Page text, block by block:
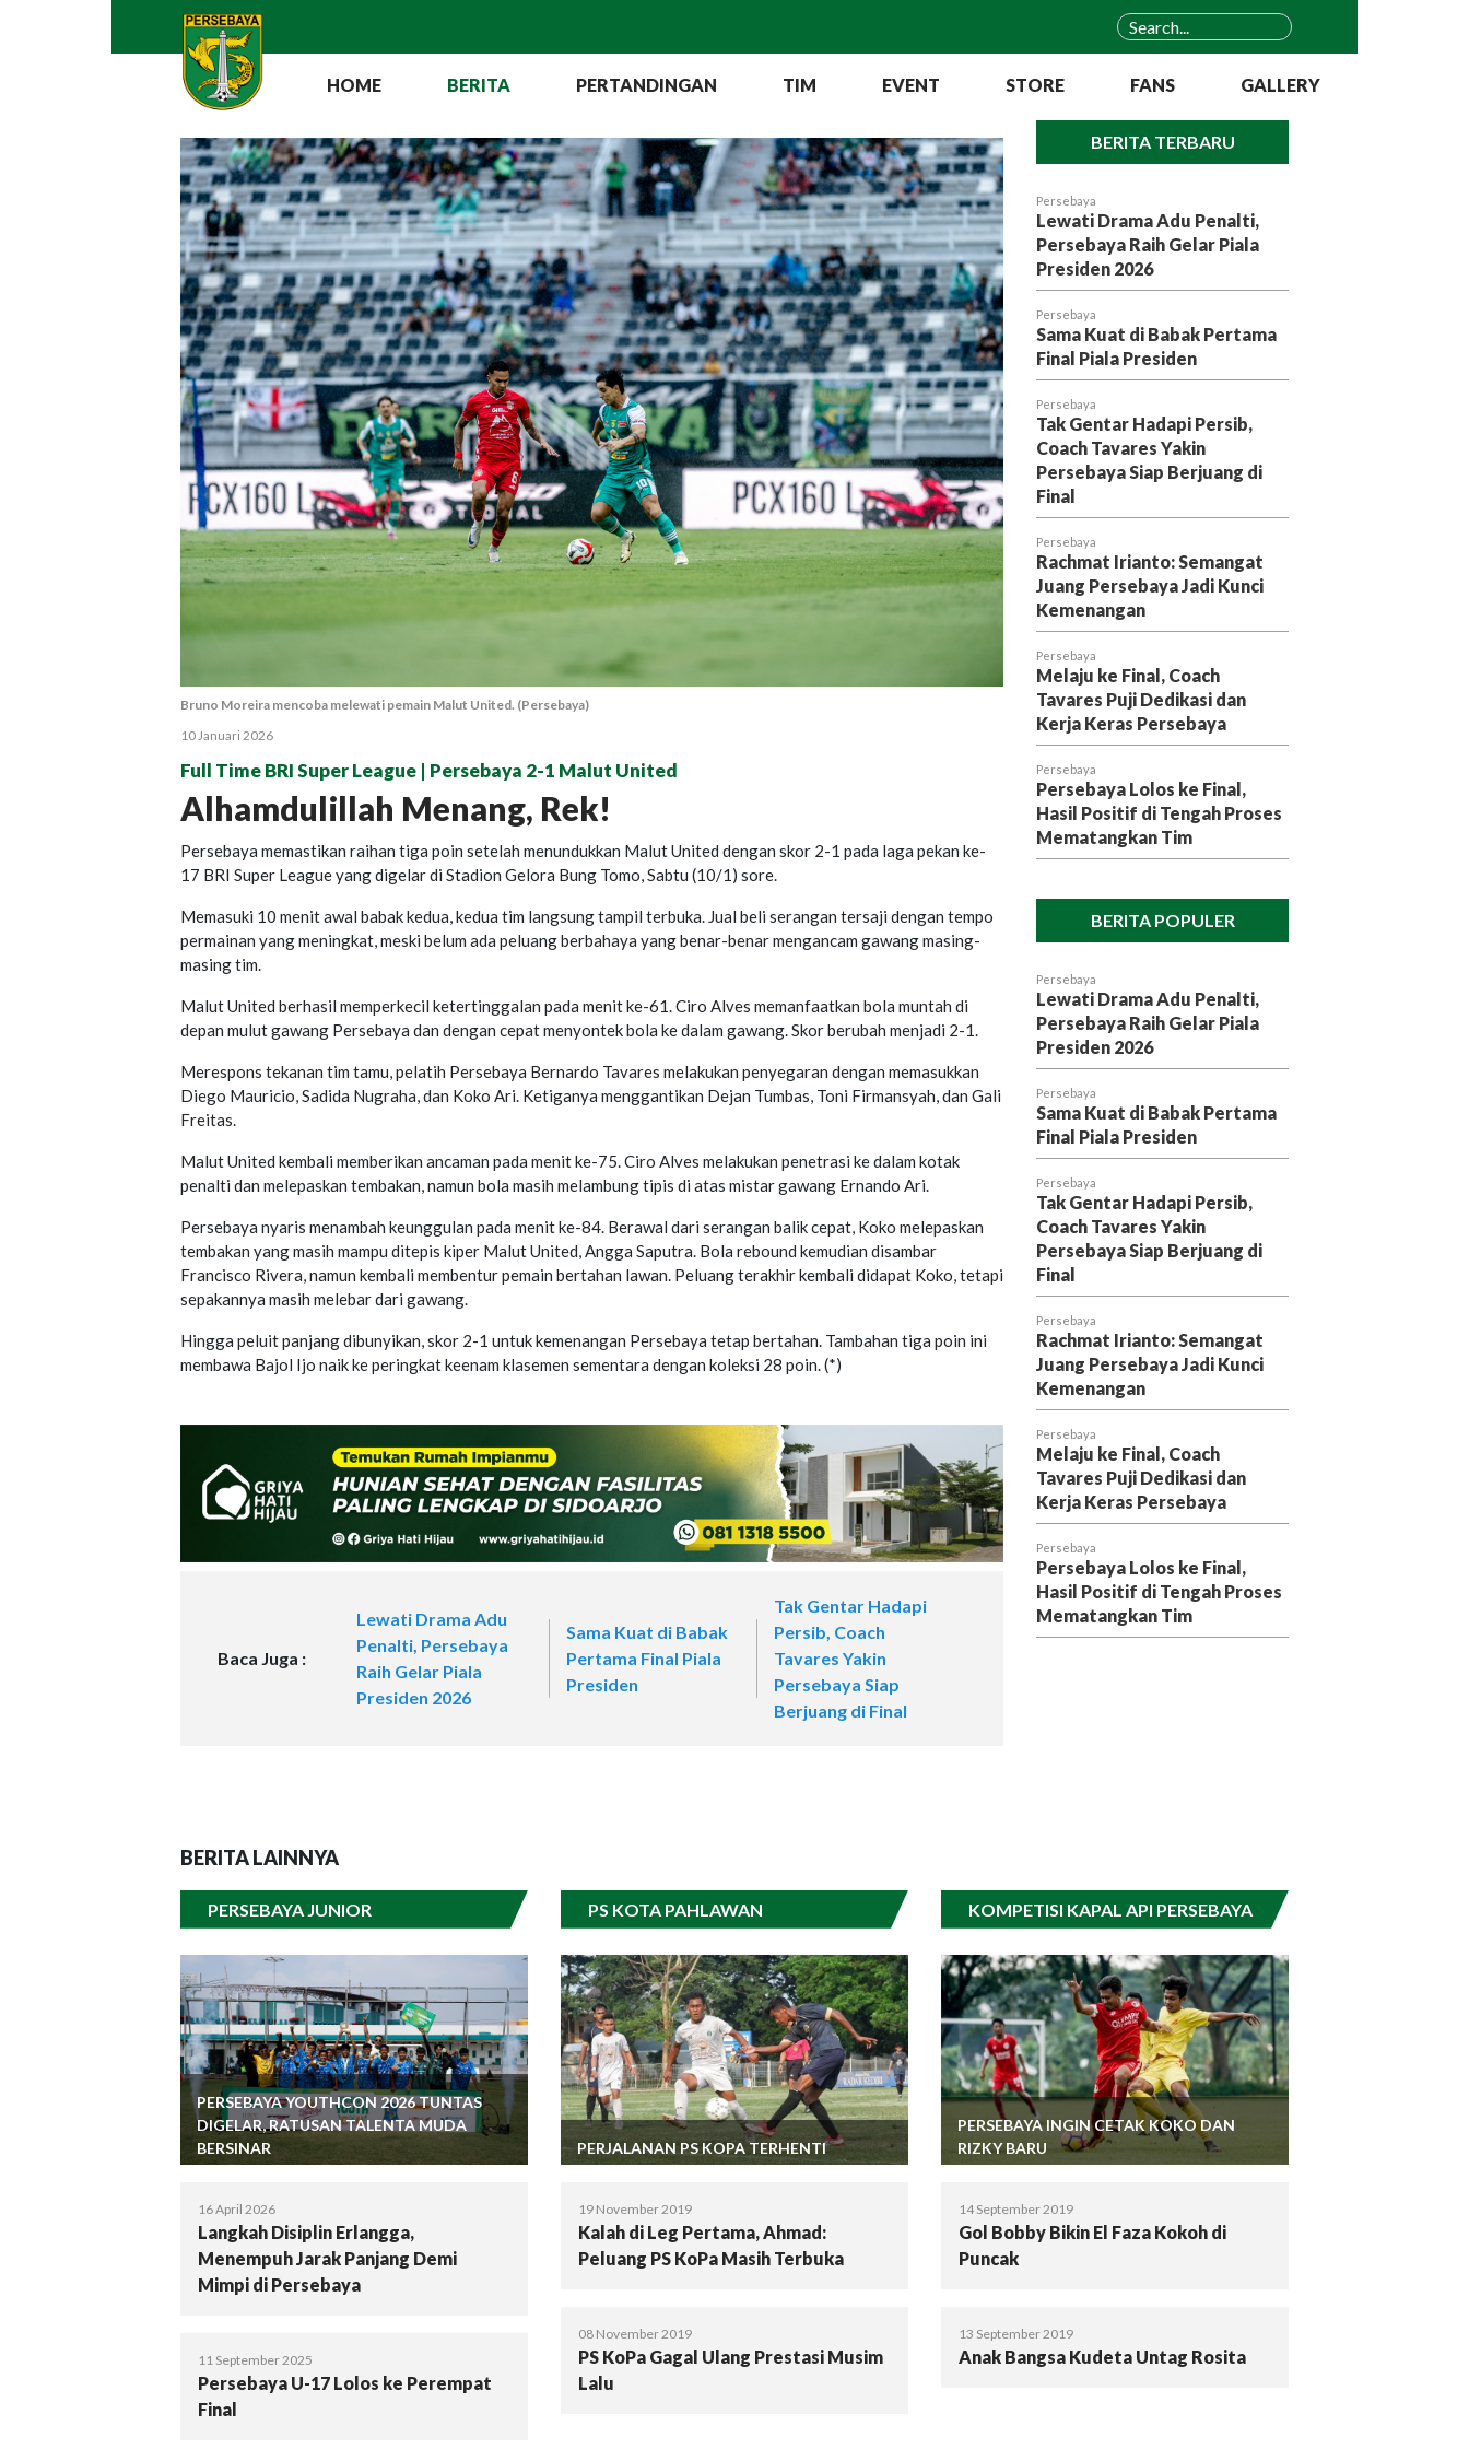
HOME BERITA PERTANDINGAN TIM EVENT STORE FANS GALLERY
Bruno Moreira mencoba melewati pemain Malut United. (Persebaya)
10 Januari 2026
Full Time BRI Super League | Persebaya 2-1 Malut United
Alhamdulillah Menang, Rek!
Persebaya memastikan raihan tiga poin setelah menundukkan Malut United dengan skor 2-1 pada laga pekan ke-
17 BRI Super League yang digelar di Stadion Gelora Bung Tomo, Sabtu (10/1) sore.
Memasuki 10 menit awal babak kedua, kedua tim langsung tampil terbuka. Jual beli serangan tersaji dengan tempo
permainan yang meningkat, meski belum ada peluang berbahaya yang benar-benar mengancam gawang masing-
masing tim.
Malut United berhasil memperkecil ketertinggalan pada menit ke-61. Ciro Alves memanfaatkan bola muntah di
depan mulut gawang Persebaya dan dengan cepat menyontek bola ke dalam gawang. Skor berubah menjadi 2-1.
Merespons tekanan tim tamu, pelatih Persebaya Bernardo Tavares melakukan penyegaran dengan memasukkan
Diego Mauricio, Sadida Nugraha, dan Koko Ari. Ketiganya menggantikan Dejan Tumbas, Toni Firmansyah, dan Gali
Freitas.
Malut United kembali memberikan ancaman pada menit ke-75. Ciro Alves melakukan penetrasi ke dalam kotak
penalti dan melepaskan tembakan, namun bola masih melambung tipis di atas mistar gawang Ernando Ari.
Persebaya nyaris menambah keunggulan pada menit ke-84. Berawal dari serangan balik cepat, Koko melepaskan
tembakan yang masih mampu ditepis kiper Malut United, Angga Saputra. Bola rebound kemudian disambar
Francisco Rivera, namun kembali membentur pemain bertahan lawan. Peluang terakhir kembali didapat Koko, tetapi
sepakannya masih melebar dari gawang.
Hingga peluit panjang dibunyikan, skor 2-1 untuk kemenangan Persebaya tetap bertahan. Tambahan tiga poin ini
membawa Bajol Ijo naik ke peringkat keenam klasemen sementara dengan koleksi 28 poin. (*)
Baca Juga :
Lewati Drama Adu
Penalti, Persebaya
Raih Gelar Piala
Presiden 2026
Sama Kuat di Babak
Pertama Final Piala
Presiden
Tak Gentar Hadapi
Persib, Coach
Tavares Yakin
Persebaya Siap
Berjuang di Final
BERITA TERBARU
Persebaya
Lewati Drama Adu Penalti,
Persebaya Raih Gelar Piala
Presiden 2026
Persebaya
Sama Kuat di Babak Pertama
Final Piala Presiden
Persebaya
Tak Gentar Hadapi Persib,
Coach Tavares Yakin
Persebaya Siap Berjuang di
Final
Persebaya
Rachmat Irianto: Semangat
Juang Persebaya Jadi Kunci
Kemenangan
Persebaya
Melaju ke Final, Coach
Tavares Puji Dedikasi dan
Kerja Keras Persebaya
Persebaya
Persebaya Lolos ke Final,
Hasil Positif di Tengah Proses
Mematangkan Tim
BERITA POPULER
Persebaya
Lewati Drama Adu Penalti,
Persebaya Raih Gelar Piala
Presiden 2026
Persebaya
Sama Kuat di Babak Pertama
Final Piala Presiden
Persebaya
Tak Gentar Hadapi Persib,
Coach Tavares Yakin
Persebaya Siap Berjuang di
Final
Persebaya
Rachmat Irianto: Semangat
Juang Persebaya Jadi Kunci
Kemenangan
Persebaya
Melaju ke Final, Coach
Tavares Puji Dedikasi dan
Kerja Keras Persebaya
Persebaya
Persebaya Lolos ke Final,
Hasil Positif di Tengah Proses
Mematangkan Tim
BERITA LAINNYA
PERSEBAYA JUNIOR
PERSEBAYA YOUTHCON 2026 TUNTAS
DIGELAR, RATUSAN TALENTA MUDA
BERSINAR
16 April 2026
Langkah Disiplin Erlangga,
Menempuh Jarak Panjang Demi
Mimpi di Persebaya
11 September 2025
Persebaya U-17 Lolos ke Perempat
Final
PS KOTA PAHLAWAN
PERJALANAN PS KOPA TERHENTI
19 November 2019
Kalah di Leg Pertama, Ahmad:
Peluang PS KoPa Masih Terbuka
08 November 2019
PS KoPa Gagal Ulang Prestasi Musim
Lalu
KOMPETISI KAPAL API PERSEBAYA
PERSEBAYA INGIN CETAK KOKO DAN
RIZKY BARU
14 September 2019
Gol Bobby Bikin El Faza Kokoh di
Puncak
13 September 2019
Anak Bangsa Kudeta Untag Rosita